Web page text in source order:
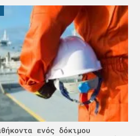
ενός δόκιμου